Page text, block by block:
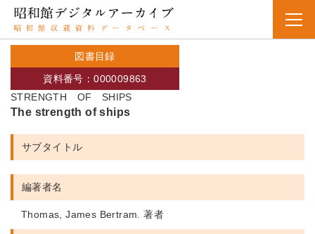
図書目録
STRENGTH OF SHIPS
資料番号：000009863
The strength of ships
サブタイトル
編著者名
Thomas, James Bertram. 著者